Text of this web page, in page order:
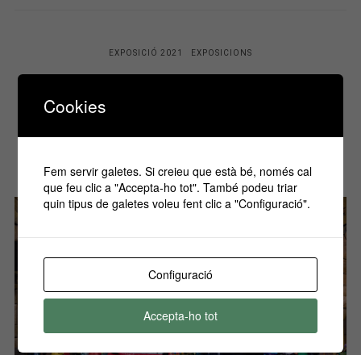
EXPOSICIÓ 2021 EXPOSICIONS
Que venen els Reis!
S
D
O
N
Cookies
Fem servir galetes. Si creieu que està bé, només cal
que feu clic a "Accepta-ho tot". També podeu triar
quin tipus de galetes voleu fent clic a "Configuració".
Configuració
Accepta-ho tot